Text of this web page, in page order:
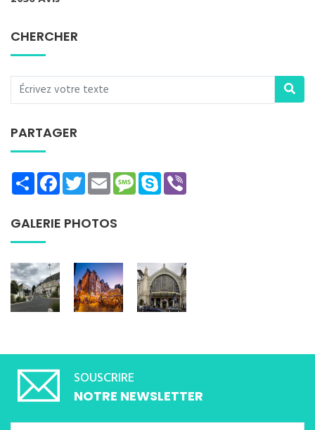
CHERCHER
PARTAGER
ShareFacebookTwitterEmailMessage
Skype
GALERIE PHOTOS
SOUSCRIRE
NOTRE NEWSLETTER